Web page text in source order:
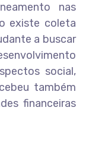
nas
existe coleta
a buscar
social,
também
financeiras